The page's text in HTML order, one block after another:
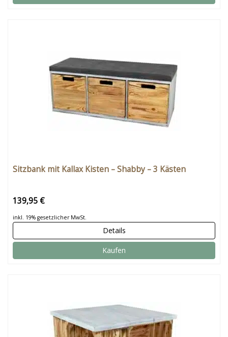
Sitzbank mit Kallax Kisten – Shabby – 3 Kästen
139,95 €
inkl. 19% gesetzlicher MwSt.
Details
Kaufen